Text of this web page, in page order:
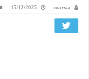
marwa
15/12/2025